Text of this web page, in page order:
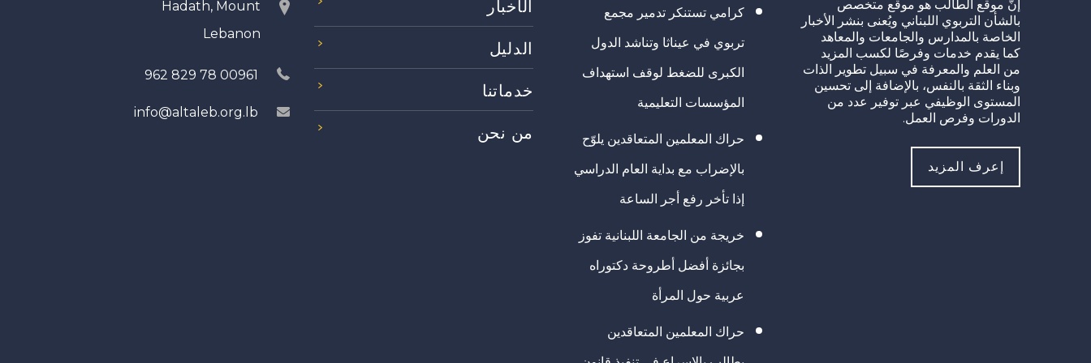
إنَّ موقع الطالب هو موقع متخصص
بالشأن التربوي اللبناني ويُعنى بنشر الأخبار
الخاصة بالمدارس والجامعات والمعاهد
كما يقدم خدمات وفرصًا لكسب المزيد
من العلم والمعرفة في سبيل تطوير الذات
وبناء الثقة بالنفس، بالإضافة إلى تحسين
المستوى الوظيفي عبر توفير عدد من
الدورات وفرص العمل.
إعرف المزيد
كرامي تستنكر تدمير مجمع
تربوي في عيناثا وتناشد الدول
الكبرى للضغط لوقف استهداف
المؤسسات التعليمية
حراك المعلمين المتعاقدين يلوّح
بالإضراب مع بداية العام الدراسي
إذا تأخر رفع أجر الساعة
خريجة من الجامعة اللبنانية تفوز
بجائزة أفضل أطروحة دكتوراه
عربية حول المرأة
حراك المعلمين المتعاقدين
الأخبار
الدليل
خدماتنا
من نحن
Hadath, Mount
Lebanon
00961 78 829 962
info@altaleb.org.lb